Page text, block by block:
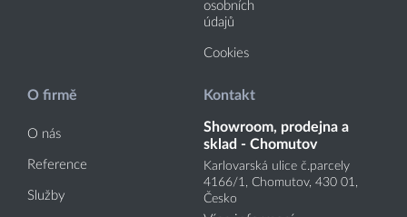
osobních
údajů
Cookies
O firmě
O nás
Reference
Služby
Kontakt
Showroom, prodejna a
sklad - Chomutov
Karlovarská ulice č.parcely
4166/1, Chomutov, 430 01,
Česko